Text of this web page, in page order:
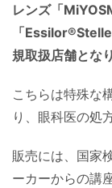
レンズ「
「
規取扱店舗とな
こちらは特殊な
り、眼科医の処
販売には、国家
ーカーからの講